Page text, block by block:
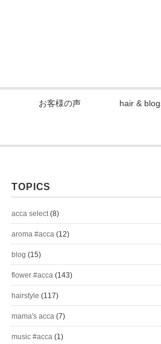
お客様の声 hair &
TOPICS
acca select(8)
aroma #acca (12)
blog (15)
flower #acca (143)
hairstyle (117)
mama's acca (7)
music #acca (1)